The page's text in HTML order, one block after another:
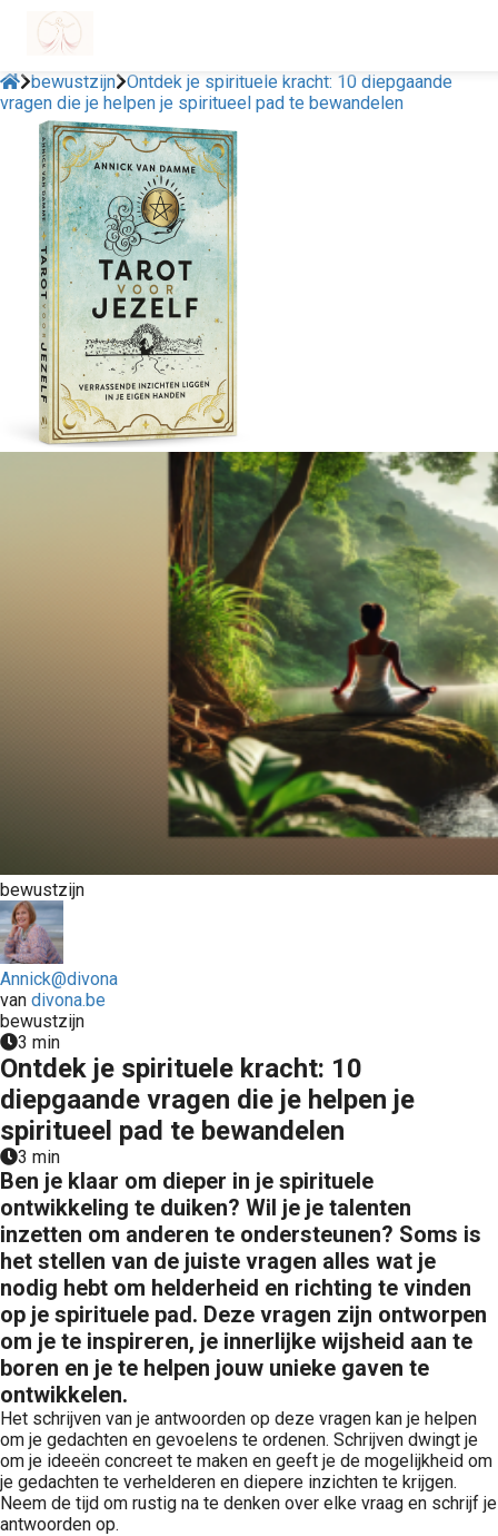
bewustzijn Ontdek je spirituele kracht: 10 diepgaande
vragen die je helpen je spiritueel pad te bewandelen
bewustzijn
Annick@divona
van divona.be
bewustzijn
3 min
Ontdek je spirituele kracht: 10
diepgaande vragen die je helpen je
spiritueel pad te bewandelen
3 min
Ben je klaar om dieper in je spirituele
ontwikkeling te duiken? Wil je je talenten
inzetten om anderen te ondersteunen? Soms is
het stellen van de juiste vragen alles wat je
nodig hebt om helderheid en richting te vinden
op je spirituele pad. Deze vragen zijn ontworpen
om je te inspireren, je innerlijke wijsheid aan te
boren en je te helpen jouw unieke gaven te
ontwikkelen.
Het schrijven van je antwoorden op deze vragen kan je helpen
om je gedachten en gevoelens te ordenen. Schrijven dwingt je
om je ideeën concreet te maken en geeft je de mogelijkheid om
je gedachten te verhelderen en diepere inzichten te krijgen.
Neem de tijd om rustig na te denken over elke vraag en schrijf je
antwoorden op.